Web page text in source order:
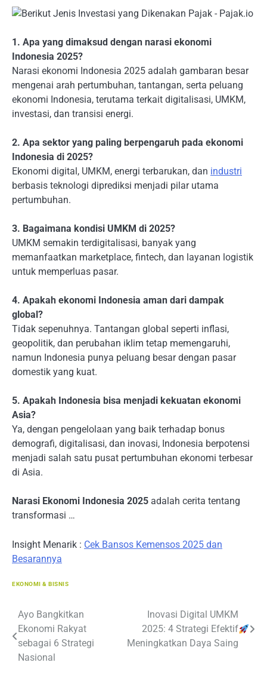
1. Apa yang dimaksud dengan narasi ekonomi
Indonesia 2025?
Narasi ekonomi Indonesia 2025 adalah gambaran besar
mengenai arah pertumbuhan, tantangan, serta peluang
ekonomi Indonesia, terutama terkait digitalisasi, UMKM,
investasi, dan transisi energi.
2. Apa sektor yang paling berpengaruh pada ekonomi
Indonesia di 2025?
Ekonomi digital, UMKM, energi terbarukan, dan industri
berbasis teknologi diprediksi menjadi pilar utama
pertumbuhan.
3. Bagaimana kondisi UMKM di 2025?
UMKM semakin terdigitalisasi, banyak yang
memanfaatkan marketplace, fintech, dan layanan logistik
untuk memperluas pasar.
4. Apakah ekonomi Indonesia aman dari dampak
global?
Tidak sepenuhnya. Tantangan global seperti inflasi,
geopolitik, dan perubahan iklim tetap memengaruhi,
namun Indonesia punya peluang besar dengan pasar
domestik yang kuat.
5. Apakah Indonesia bisa menjadi kekuatan ekonomi
Asia?
Ya, dengan pengelolaan yang baik terhadap bonus
demografi, digitalisasi, dan inovasi, Indonesia berpotensi
menjadi salah satu pusat pertumbuhan ekonomi terbesar
di Asia.
Narasi Ekonomi Indonesia 2025 adalah cerita tentang
transformasi …
Insight Menarik : Cek Bansos Kemensos 2025 dan
Besarannya
EKONOMI & BISNIS
Navigasi
pos
Ayo Bangkitkan
Ekonomi Rakyat
sebagai 6 Strategi
Nasional
Inovasi Digital UMKM
2025: 4 Strategi Efektif
Meningkatkan Daya Saing